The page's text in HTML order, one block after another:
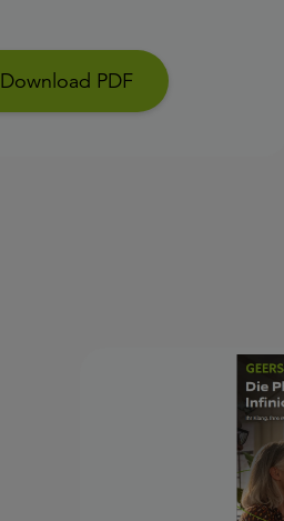
Download PDF